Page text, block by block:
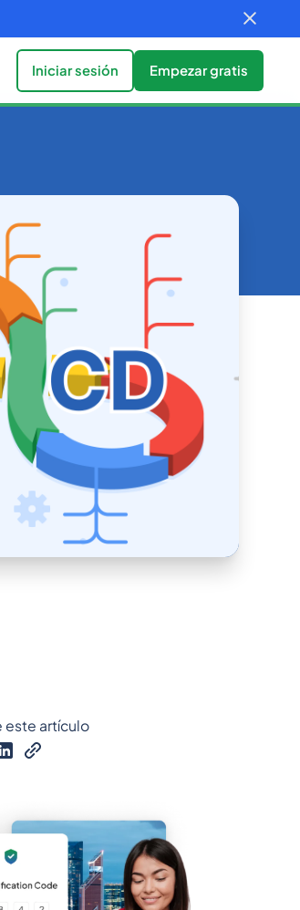
Iniciar sesión Empezar gratis
este artículo